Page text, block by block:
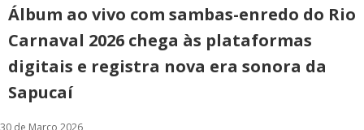
Álbum ao vivo com sambas-enredo do Rio
Carnaval 2026 chega às plataformas
digitais e registra nova era sonora da
Sapucaí
30 de Março 2026